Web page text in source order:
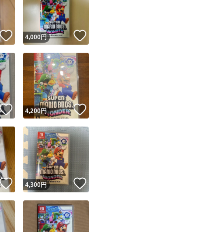
いいね！
4,000円
いいね！
4,200円
いいね！
4,300円